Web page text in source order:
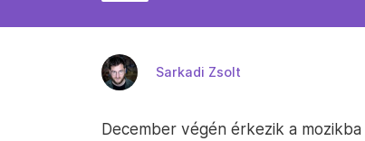
Sarkadi Zsolt
December végén érkezik a